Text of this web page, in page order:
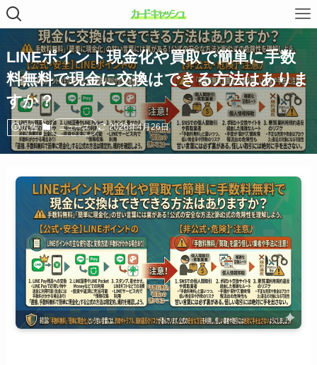
LINEポイント現金化や買取で簡単に手数
料無料で現金に交換はできる方法はありま
すか？
広告 ニュース 2026年4月26日